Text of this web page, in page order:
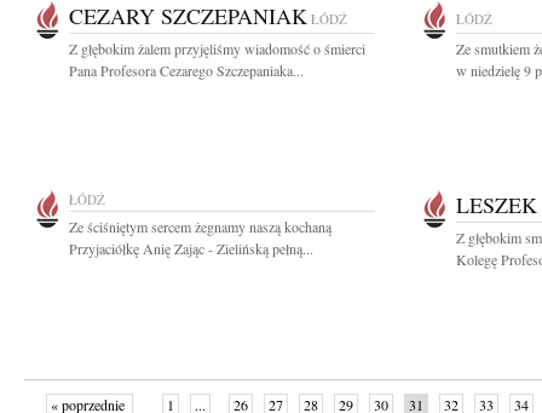
CEZARY SZCZEPANIAK ŁÓDŹ
Z głębokim żalem przyjęliśmy wiadomość o śmierci
Pana Profesora Cezarego Szczepaniaka...
ŁÓDŹ
Ze smutkiem
w niedzielę 9
ŁÓDŹ
Ze ściśniętym sercem żegnamy naszą kochaną
Przyjaciółkę Anię Zając - Zielińską pełną...
Z głębokim
Kolegę
« poprzednie 1 ... 26 27 28 29 30 31 32 33 34